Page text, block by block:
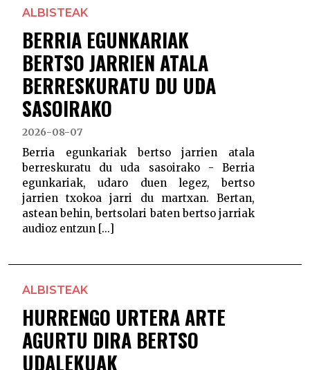
ALBISTEAK
BERRIA EGUNKARIAK
BERTSO JARRIEN ATALA
BERRESKURATU DU UDA
SASOIRAKO
2026-08-07
Berria egunkariak bertso jarrien atala
berreskuratu du uda sasoirako - Berria
egunkariak, udaro duen legez, bertso
jarrien txokoa jarri du martxan. Bertan,
astean behin, bertsolari baten bertso jarriak
audioz entzun [...]
ALBISTEAK
HURRENGO URTERA ARTE
AGURTU DIRA BERTSO
UDALEKUAK